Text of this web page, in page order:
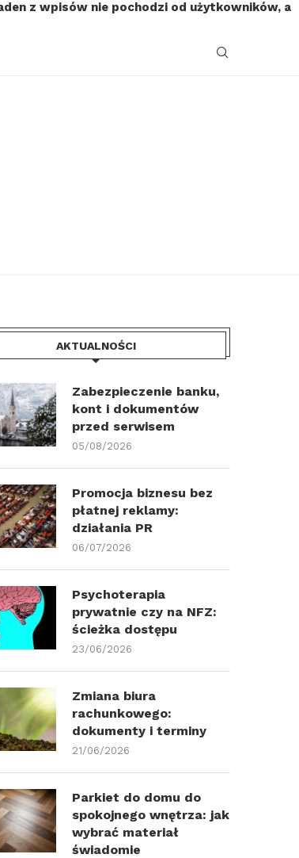
z wpisów nie pochodzi od użytkowników, a
AKTUALNOŚCI
Zabezpieczenie banku,
kont i dokumentów
przed serwisem
05/08/2026
Promocja biznesu bez
płatnej reklamy:
działania PR
06/07/2026
Psychoterapia
prywatnie czy na NFZ:
ścieżka dostępu
23/06/2026
Zmiana biura
rachunkowego:
dokumenty i terminy
21/06/2026
Parkiet do domu do
spokojnego wnętrza: jak
wybrać materiał
świadomie